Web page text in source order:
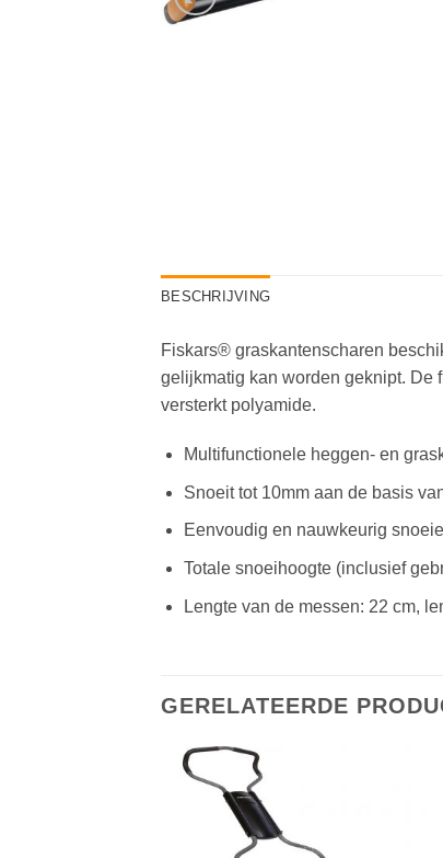
BESCHRIJVING
Fiskars® graskantenscharen
gelijkmatig kan worden geknipt. De
versterkt polyamide.
Multifunctionele heggen- en
Snoeit tot 10mm aan de basis
Eenvoudig en nauwkeurig
Totale snoeihoogte (inclusief
Lengte van de messen: 22 cm,
GERELATEERDE